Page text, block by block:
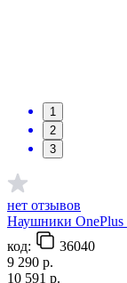
1
2
3
нет отзывов
Наушники OnePlus
код:
36040
9 290 р.
10 591 р.